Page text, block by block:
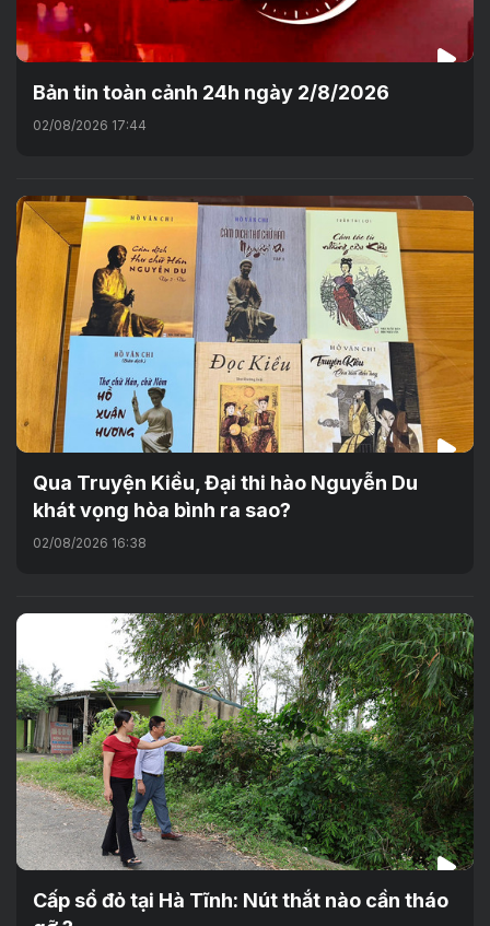
Bản tin toàn cảnh 24h ngày 2/8/2026
02/08/2026 17:44
Qua Truyện Kiều, Đại thi hào Nguyễn Du
khát vọng hòa bình ra sao?
02/08/2026 16:38
Cấp sổ đỏ tại Hà Tĩnh: Nút thắt nào cần tháo